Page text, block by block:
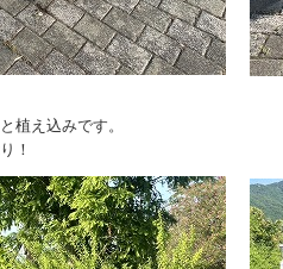
植え込みです。
！